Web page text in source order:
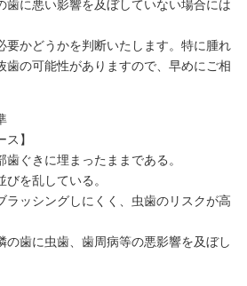
歯に悪い影響を及ぼしていない場合には
要かどうかを判断いたします。特に腫れ
歯の可能性がありますので、早めにご相
】
歯ぐきに埋まったままである。
びを乱している。
ラッシングしにくく、虫歯のリスクが高
の歯に虫歯、歯周病等の悪影響を及ぼし